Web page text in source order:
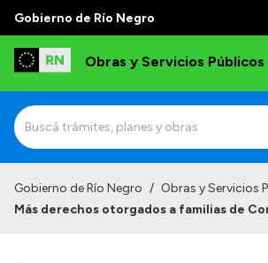
Gobierno de Río Negro
Obras y Servicios Públicos
Gobierno de Río Negro / Obras y Servicios
Más derechos otorgados a familias de